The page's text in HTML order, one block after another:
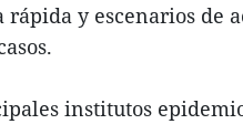
rápida y escenarios de
institutos